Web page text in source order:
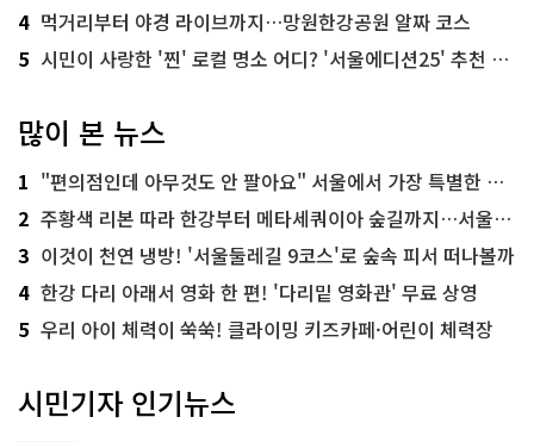
4 먹거리부터 야경 라이브까지…망원한강공원 알짜 코스
5 시민이 사랑한 '찐' 로컬 명소 어디? '서울에디션25' 추천 코스
많이 본 뉴스
1 "편의점인데 아무것도 안 팔아요" 서울에서 가장 특별한 편의점의 정체
2 주황색 리본 따라 한강부터 메타세쿼이아 숲길까지…서울둘레길 15코스
3 이것이 천연 냉방! '서울둘레길 9코스'로 숲속 피서 떠나볼까
4 한강 다리 아래서 영화 한 편! '다리밑 영화관' 무료 상영
5 우리 아이 체력이 쑥쑥! 클라이밍 키즈카페·어린이 체력장
시민기자 인기뉴스